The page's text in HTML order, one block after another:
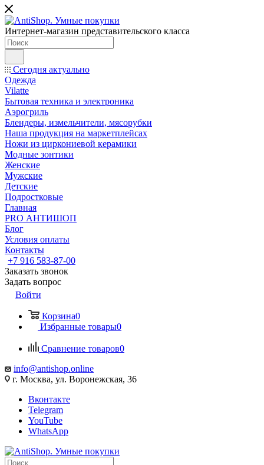
Интернет-магазин представительского класса
Сегодня актуально
Одежда
Vilatte
Бытовая техника и электроника
Аэрогриль
Блендеры, измельчители, мясорубки
Наша продукция на маркетплейсах
Ножи из циркониевой керамики
Модные зонтики
Женские
Мужские
Детские
Подростковые
Главная
PRO АНТИШОП
Блог
Условия оплаты
Контакты
+7 916 583-87-00
Заказать звонок
Задать вопрос
Войти
Корзина0
Избранные товары0
Сравнение товаров0
info@antishop.online
г. Москва, ул. Воронежская, 36
Вконтакте
Telegram
YouTube
WhatsApp